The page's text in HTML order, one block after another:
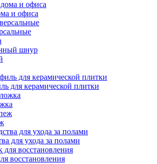
и офиса
шнур
для керамической плитки
для ухода за полами
восстановления